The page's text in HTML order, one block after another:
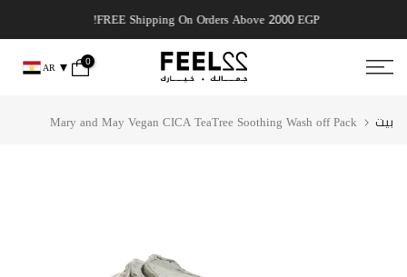
إلى
المحتوى
FREE Shipping On Orders Above 2000 EGP!
0
AR
بيت Mary and May Vegan CICA TeaTree Soothing Wash off Pack